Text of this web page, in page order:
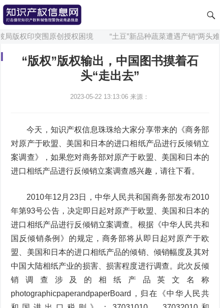
局版权印突围原创授权困境 “土豆”新品种蔬菜遭遇产销“两头难”
“版权”版权输出，中国图书摸着石
头“走出去”
2023-05-22 13:13:06 来源：
今天，知识产权信息珠珠给大家分享带来的《商务部
对原产于欧盟、美国和日本的进口相纸产品进行反倾销立
案调查》，如果您对商务部对原产于欧盟、美国和日本的
进口相纸产品进行反倾销立案调查感兴趣，请往下看。
2010年12月23日，中华人民共和国商务部发布2010
年第93号公告，决定即日起对原产于欧盟、美国和日本的
进口相纸产品进行反倾销立案调查。根据《中华人民共和
国反倾销条例》的规定，商务部将从即日起对原产于欧
盟、美国和日本的进口相纸产品的倾销、倾销幅度及其对
中国大陆相纸产业的损害、损害程度进行调查。此次反倾
销调查涉及的相纸产品英文名称
photographicpaperandpaperBoard，归在《中华人民共